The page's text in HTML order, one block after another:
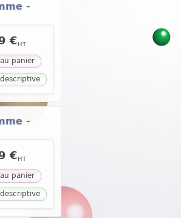
-
€ HT
panier
-
€ HT
panier